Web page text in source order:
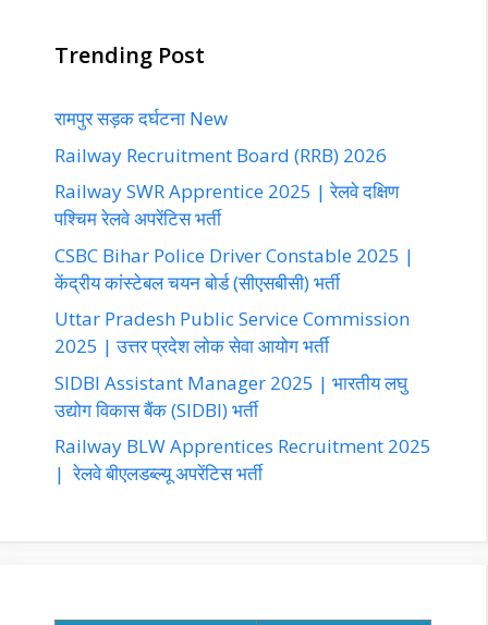
Trending Post
रामपुर सड़क दर्घटना New
Railway Recruitment Board (RRB) 2026
Railway SWR Apprentice 2025 | रेलवे दक्षिण
पश्चिम रेलवे अपरेंटिस भर्ती
CSBC Bihar Police Driver Constable 2025 |
केंद्रीय कांस्टेबल चयन बोर्ड (सीएसबीसी) भर्ती
Uttar Pradesh Public Service Commission
2025 | उत्तर प्रदेश लोक सेवा आयोग भर्ती
SIDBI Assistant Manager 2025 | भारतीय लघु
उद्योग विकास बैंक (SIDBI) भर्ती
Railway BLW Apprentices Recruitment 2025
| रेलवे बीएलडब्ल्यू अपरेंटिस भर्ती